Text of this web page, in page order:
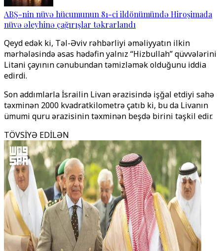
ABŞ-nin nüvə hücumunun 81-ci ildönümündə Hiroşimada
nüvə əleyhinə çağırışlar təkrarlandı
Qeyd edək ki, Təl-Əviv rəhbərliyi əməliyyatın ilkin
mərhələsində əsas hədəfin yalnız ‘‘Hizbullah’’ qüvvələrini
Litani çayının cənubundan təmizləmək olduğunu iddia
edirdi.
Son addımlarla İsrailin Livan ərazisində işğal etdiyi sahə
təxminən 2000 kvadratkilometrə çatıb ki, bu da Livanın
ümumi quru ərazisinin təxminən beşdə birini təşkil edir.
TÖVSİYƏ EDİLƏN